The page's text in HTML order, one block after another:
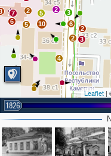
2
3
2
4
2
2
6
3 7 2
5
5
10 6
2 3
Leaflet |
1826